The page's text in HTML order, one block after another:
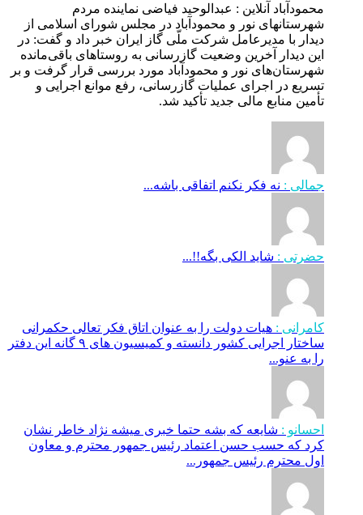
محمودآباد آنلاین : عبدالوحید فیاضی نماینده مردم
شهرستانهای نور و محمودآباد در مجلس شورای اسلامی از
دیدار با مدیرعامل شرکت ملّی گاز ایران خبر داد و گفت: در
این دیدار آخرین وضعیت گازرسانی به روستاهای باقی‌مانده
شهرستان‌های نور و محمودآباد مورد بررسی قرار گرفت و بر
تسریع در اجرای عملیات گازرسانی، رفع موانع اجرایی و
تأمین منابع مالی جدید تأکید شد.
جمالی : نه فکر نکنم اتفاقی باشه...
حضرتی : شاید الکی بگه!!...
کامرانی : هیات دولت را به عنوان اتاق فکر تعالی حکمرانی
ساختار اجرایی کشور دانسته و کمیسیون های ۹ گانه این دفتر
را به عنو...
احسانو : شایعه که بشه حتما خبری میشه نژاد خاطر نشان
کرد که حسب حسن اعتماد رئیس جمهور محترم و معاون
اول محترم رئیس جمهور...